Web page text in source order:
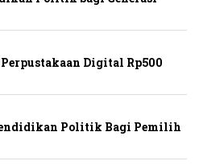
Digital Rp500
Politik Bagi Pemilih